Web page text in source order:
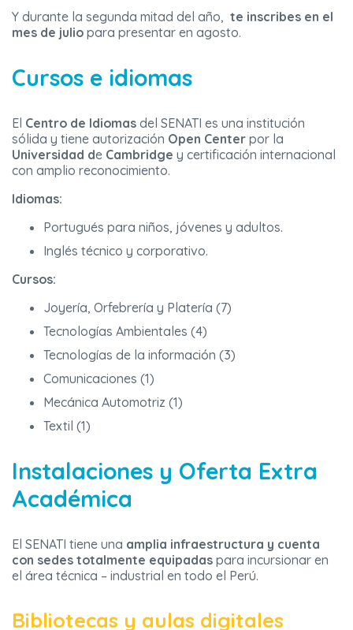
Y durante la segunda mitad del año, te inscribes en el
mes de julio para presentar en agosto.
Cursos e idiomas
El Centro de Idiomas del SENATI es una institución
sólida y tiene autorización Open Center por la
Universidad de Cambridge y certificación internacional
con amplio reconocimiento.
Idiomas:
Portugués para niños, jóvenes y adultos.
Inglés técnico y corporativo.
Cursos:
Joyería, Orfebrería y Platería (7)
Tecnologías Ambientales (4)
Tecnologías de la información (3)
Comunicaciones (1)
Mecánica Automotriz (1)
Textil (1)
Instalaciones y Oferta Extra
Académica
El SENATI tiene una amplia infraestructura y cuenta
con sedes totalmente equipadas para incursionar en
el área técnica – industrial en todo el Perú.
Bibliotecas y aulas digitales